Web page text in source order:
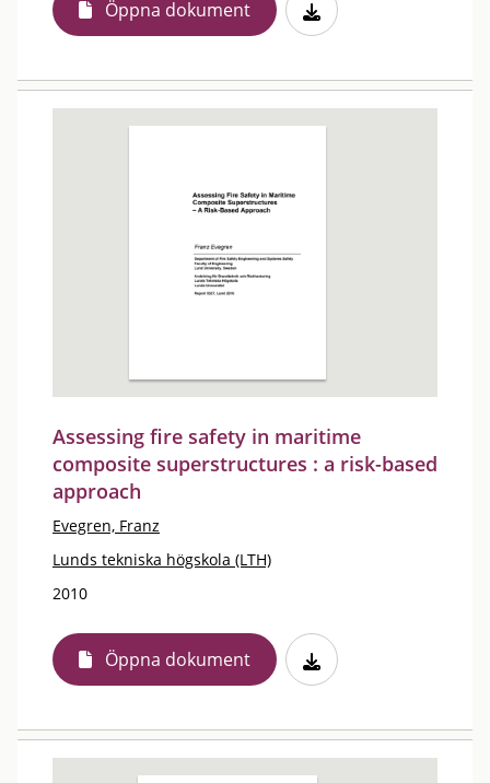
Öppna dokument
Assessing fire safety in maritime
composite superstructures : a risk-based
approach
Evegren, Franz
Lunds tekniska högskola (LTH)
2010
Öppna dokument